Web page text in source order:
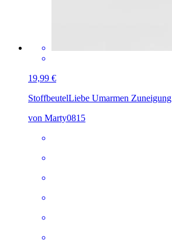
19,99 €
StoffbeutelLiebe Umarmen Zuneigung
von Marty0815